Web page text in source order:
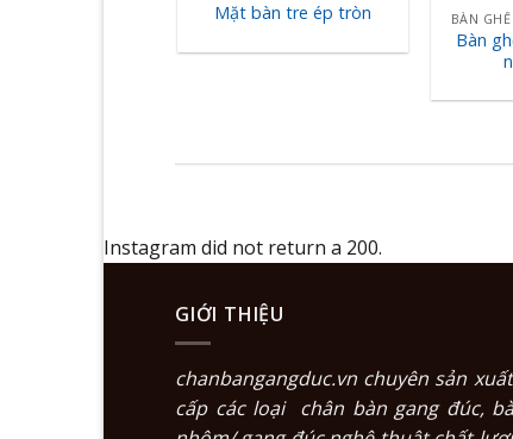
Mặt bàn tre ép tròn BÀN
Bàn
Instagram did not return a 200.
GIỚI THIỆU
chanbangangduc.vn chuyên sản
cấp các loại chân bàn gang đúc,